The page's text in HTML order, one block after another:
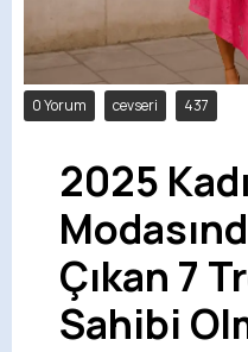
0 Yorum cevseri 437
2025
Çıkan 7
Sahibi